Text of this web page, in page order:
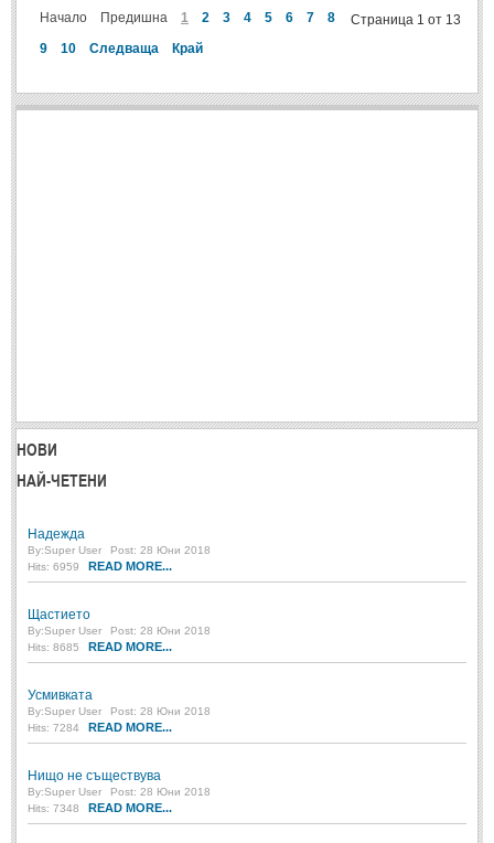
Философия на любовта
Страница 1 от 13
Начало Предишна 1 2 3 4 5 6 7
8
9
10 Следваща Край
НОВИ
НАЙ-ЧЕТЕНИ
Надежда
By:Super User
Post: 28 Юни 2018
Hits: 6959
READ MORE...
Щастието
By:Super User
Post: 28 Юни 2018
Hits: 8685
READ MORE...
Усмивката
By:Super User
Post: 28 Юни 2018
Hits: 7284
READ MORE...
Нищо не съществува
By:Super User
Post: 28 Юни 2018
Hits: 7348
READ MORE...